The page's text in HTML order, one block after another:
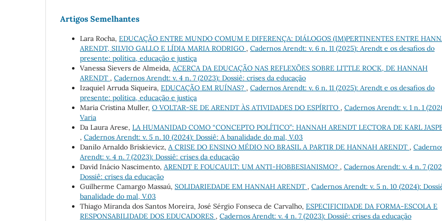
Artigos Semelhantes
Lara Rocha, EDUCAÇÃO ENTRE MUNDO COMUM E DIFERENÇA: DIÁLOGOS (IM)PERTINENTES ENTRE
ARENDT, SILVIO GALLO E LÍDIA MARIA RODRIGO , Cadernos Arendt: v. 6 n. 11 (2025): Arendt e os desafios do
presente: política, educação e justiça
Vanessa Sievers de Almeida, ACERCA DA EDUCAÇÃO NAS REFLEXÕES SOBRE LITTLE ROCK, DE HANNAH
ARENDT , Cadernos Arendt: v. 4 n. 7 (2023): Dossiê: crises da educação
Izaquiel Arruda Siqueira, EDUCAÇÃO EM RUÍNAS? , Cadernos Arendt: v. 6 n. 11 (2025): Arendt e os desafios do
presente: política, educação e justiça
Maria Cristina Muller, O VOLTAR-SE DE ARENDT ÀS ATIVIDADES DO ESPÍRITO , Cadernos Arendt: v. 1 n. 1
Varia
Da Laura Arese, LA HUMANIDAD COMO “CONCEPTO POLÍTICO”: HANNAH ARENDT LECTORA DE KARL
, Cadernos Arendt: v. 5 n. 10 (2024): Dossiê: A banalidade do mal, V.03
Danilo Arnaldo Briskievicz, A CRISE DO ENSINO MÉDIO NO BRASIL A PARTIR DE HANNAH ARENDT ,
Arendt: v. 4 n. 7 (2023): Dossiê: crises da educação
David Inácio Nascimento, ARENDT E FOUCAULT: UM ANTI-HOBBESIANISMO? , Cadernos Arendt: v. 4 n. 7
Dossiê: crises da educação
Guilherme Camargo Massaú, SOLIDARIEDADE EM HANNAH ARENDT , Cadernos Arendt: v. 5 n. 10 (2024):
banalidade do mal, V.03
Thiago Miranda dos Santos Moreira, José Sérgio Fonseca de Carvalho, ESPECIFICIDADE DA FORMA-ESCOLA E
RESPONSABILIDADE DOS EDUCADORES , Cadernos Arendt: v. 4 n. 7 (2023): Dossiê: crises da educação